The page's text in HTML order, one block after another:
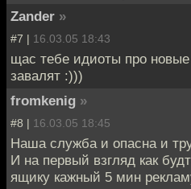
Zander »
#7 | 16.03.05 18:43
щас тебе идиоты про
завалят :)))
fromkenig »
#8 | 16.03.05 18:45
Наша служба и опасна и
И на первый взгляд как
ящику кажный 5 мин